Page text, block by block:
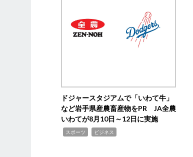
ドジャースタジアムで「いわて牛」
など岩手県産農畜産物をPR JA全農
いわてが8月10日～12日に実施
スポーツ ビジネス